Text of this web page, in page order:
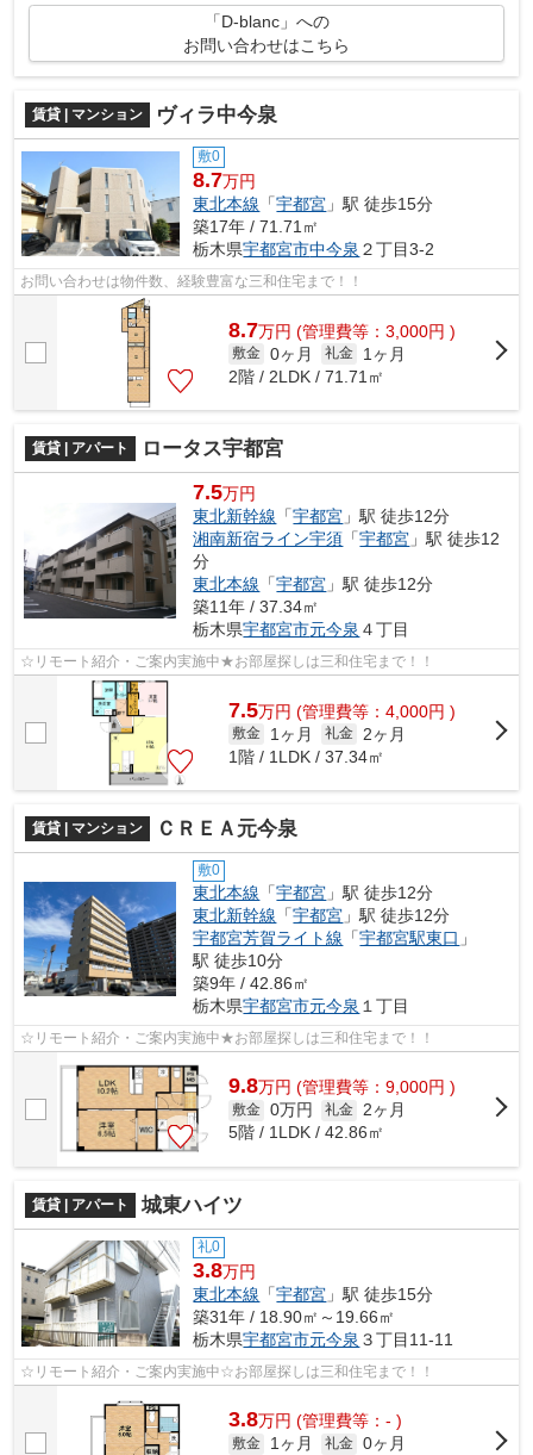
「D-blanc」への
お問い合わせはこちら
賃貸 | マンション ヴィラ中今泉
敷0
8.7万円
東北本線 「宇都宮 」駅 徒歩15分
築17年 / 71.71㎡
栃木県宇都宮市中今泉 ２丁目3-2
お問い合わせは物件数、経験豊富な三和住宅まで！！
8.7万円 (管理費等：3,000円 )
敷金 0ヶ月 礼金
1ヶ月
2階 / 2LDK / 71.71㎡
賃貸 | アパート ロータス宇都宮
7.5万円
東北新幹線 「宇都宮 」駅 徒歩12分
湘南新宿ライン宇須 「宇都宮 」駅 徒歩12
分
東北本線 「宇都宮 」駅 徒歩12分
築11年 / 37.34㎡
栃木県宇都宮市元今泉 ４丁目
☆リモート紹介・ご案内実施中★お部屋探しは三和住宅まで！！
7.5万円 (管理費等：4,000円 )
敷金 1ヶ月 礼金
2ヶ月
1階 / 1LDK / 37.34㎡
賃貸 | マンション ＣＲＥＡ元今泉
敷0
東北本線 「宇都宮 」駅 徒歩12分
東北新幹線 「宇都宮 」駅 徒歩12分
宇都宮芳賀ライト線 「宇都宮駅東口 」
駅 徒歩10分
築9年 / 42.86㎡
栃木県宇都宮市元今泉 １丁目
☆リモート紹介・ご案内実施中★お部屋探しは三和住宅まで！！
9.8万円 (管理費等：9,000円 )
敷金 0万円 礼金 2ヶ月
5階 / 1LDK / 42.86㎡
賃貸 | アパート 城東ハイツ
礼0
3.8万円
東北本線 「宇都宮 」駅 徒歩15分
築31年 / 18.90㎡～19.66㎡
栃木県宇都宮市元今泉 ３丁目11-11
☆リモート紹介・ご案内実施中☆お部屋探しは三和住宅まで！！
3.8万円 (管理費等：- )
敷金 1ヶ月 礼金 0ヶ月